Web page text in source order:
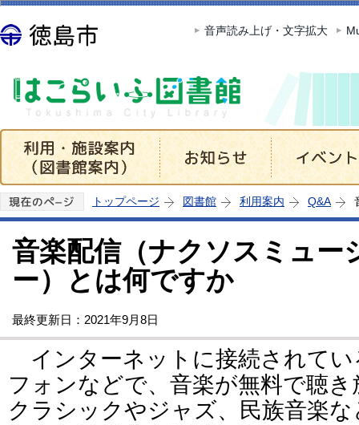
この
音声読み上げ・文字拡大
トップページ 図書館 利用案内 Q&A
音楽配信（ナクソスミュー
ー）とは何ですか
最終更新日：2021年9月8日
インターネットに接続されて
フォンなどで、音楽が無料で聴
クラシックやジャズ、民族音楽